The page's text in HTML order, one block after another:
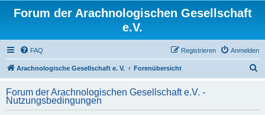
Forum der Arachnologischen Gesellschaft
e.V.
FAQ Anmelden
Registrieren
Arachnologische Gesellschaft e. V. Forenübersicht
h
Forum der Arachnologischen Gesellschaft e.V. -
Nutzungsbedingungen